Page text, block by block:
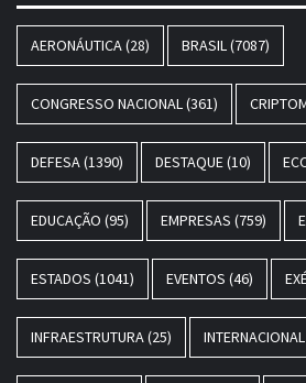
AERONÁUTICA (28) BRASIL (7087)
CONGRESSO NACIONAL (361)
DEFESA (1390) DESTAQUE(10)
EDUCAÇÃO (95) EMPRESAS (759)
ESTADOS (1041) EVENTOS (46)
INFRAESTRUTURA (25) INTERNACIONAL